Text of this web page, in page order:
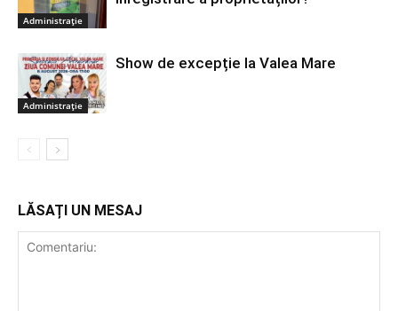
Administrație
Administrație
Show de excepție la Valea Mare
LĂSAȚI UN MESAJ